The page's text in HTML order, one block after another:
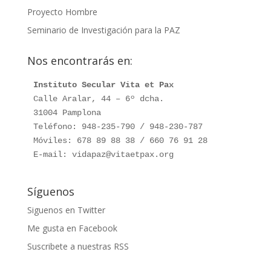
Proyecto Hombre
Seminario de Investigación para la PAZ
Nos encontrarás en:
Instituto Secular Vita et Pax
Calle Aralar, 44 – 6º dcha.
31004 Pamplona
Teléfono: 948-235-790 / 948-230-787
Móviles: 678 89 88 38 / 660 76 91 28
E-mail: vidapaz@vitaetpax.org
Síguenos
Siguenos en Twitter
Me gusta en Facebook
Suscribete a nuestras RSS